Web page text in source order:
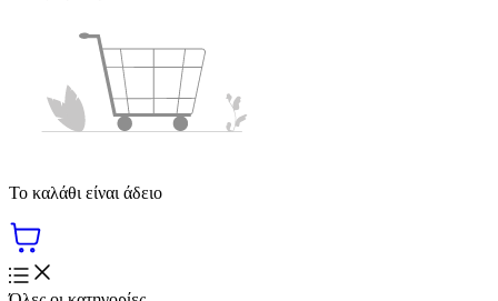
Το καλάθι είναι άδειο